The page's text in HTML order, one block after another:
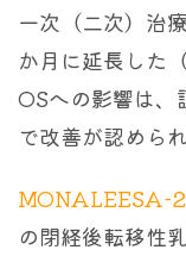
一次（二次）治
か月に延長した
OSへの影響は、
で改善が認められ
MONALEESA-2
の閉経後転移性